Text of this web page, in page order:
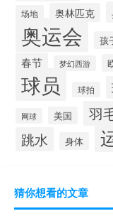
场地 奥林匹克
奥运会 孩
春节 梦幻西游
球员 球拍
网球 美国 羽
跳水 身体
猜你想看的文章